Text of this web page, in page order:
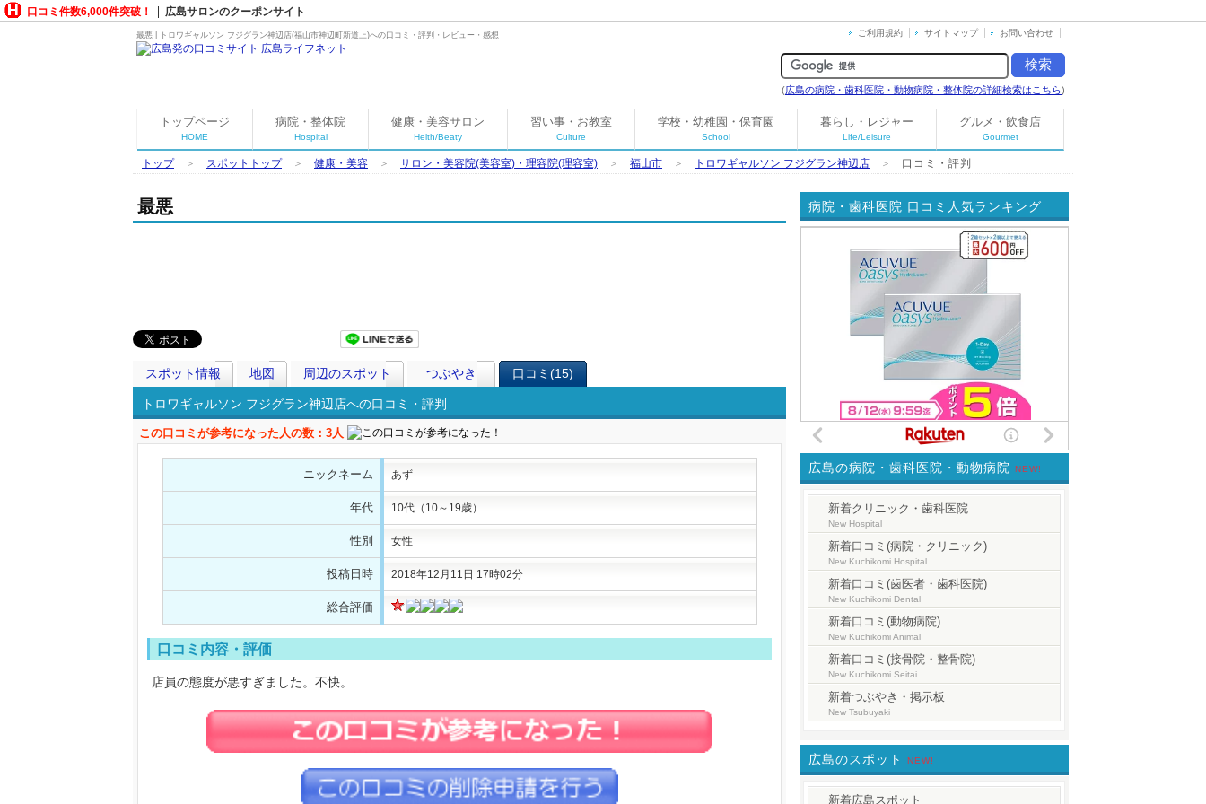
口コミ件数6,000件突破！ 広島サロンのクーポンサイト
最悪 | トロワギャルソン フジグラン神辺店(福山市神辺町新道上)への口コミ・評判・レビュー・感想
(広島の病院・歯科医院・動物病院・整体院の詳細検索はこちら)
ご利用規約 サイトマップ お問い合わせ
トップページ
HOME
病院・整体院
Hospital
健康・美容サロン
Helth/Beaty
習い事・お教室
Culture
学校・幼稚園・保育園
School
暮らし・レジャー
Life/Leisure
グルメ・飲食店
Gourmet
トップ＞ スポットトップ＞ 健康・美容 ＞ サロン・美容院(美容室)・理容院(理容室) ＞ 福山市 ＞ トロワギャルソン フジグラン神辺店 ＞ 口コミ・評判
最悪
スポット情報 地図 周辺のスポット つぶやき 口コミ(15)
トロワギャルソン フジグラン神辺店への口コミ・評判
この口コミが参考になった人の数：3人
ニックネーム あず
年代 10代（10～19歳）
性別 女性
投稿日時 2018年12月11日 17時02分
総合評価
口コミ内容・評価
店員の態度が悪すぎました。不快。
病院・歯科医院 口コミ人気ランキング
広島の病院・歯科医院・動物病院 NEW!
新着クリニック・歯科医院
New Hospital
新着口コミ(病院・クリニック)
New Kuchikomi Hospital
新着口コミ(歯医者・歯科医院)
New Kuchikomi Dental
新着口コミ(動物病院)
New Kuchikomi Animal
新着口コミ(接骨院・整骨院)
New Kuchikomi Seitai
新着つぶやき・掲示板
New Tsubuyaki
広島のスポット NEW!
新着広島スポット